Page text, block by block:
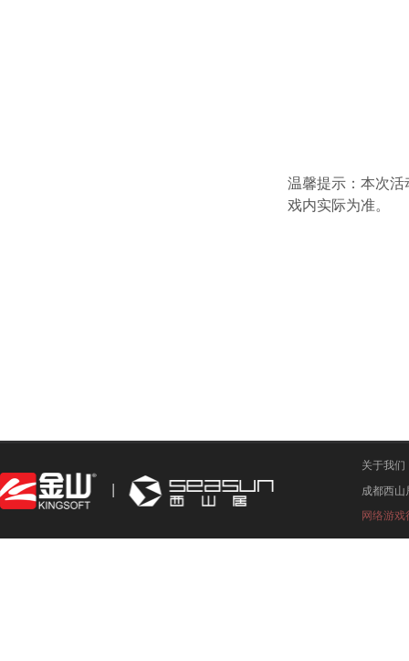
温馨提示：本次
戏内实际为准。
关于我们
成都西山
网络游